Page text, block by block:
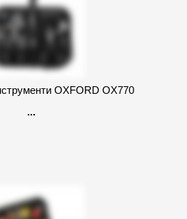
OXFORD OX770